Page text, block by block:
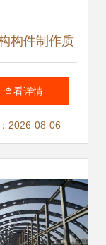
构件制作质
到要求的典
与深入分析
查看详情
2026-08-06